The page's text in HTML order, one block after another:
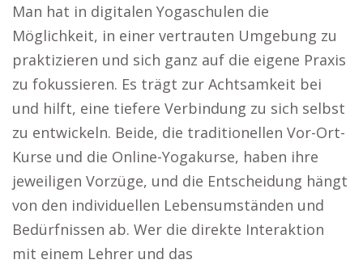
Man hat in digitalen Yogaschulen die
Möglichkeit, in einer vertrauten Umgebung zu
praktizieren und sich ganz auf die eigene Praxis
zu fokussieren. Es trägt zur Achtsamkeit bei
und hilft, eine tiefere Verbindung zu sich selbst
zu entwickeln. Beide, die traditionellen Vor-Ort-
Kurse und die Online-Yogakurse, haben ihre
jeweiligen Vorzüge, und die Entscheidung hängt
von den individuellen Lebensumständen und
Bedürfnissen ab. Wer die direkte Interaktion
mit einem Lehrer und das